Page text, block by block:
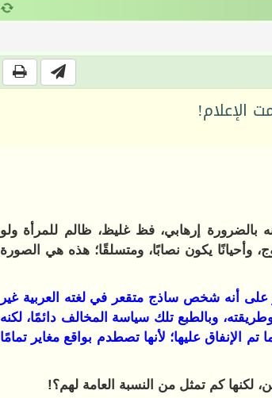
الإعلام!
إرهابي، فظ غليظ، ظالم للمرأة ولو
وأحيانًا يكون نصابًا، ومتسلقًا؛ هذه هي الصورة
أنه شخص ساذج متقعر في لغته العربية غير
وبالطبع تلك سياسة المخالف دائمًا، لكنه
عليها؛ لأنها تصطدم بواقع مغاير تمامًا
لكنها كم تمثل من النسبة العامة لهم؟!